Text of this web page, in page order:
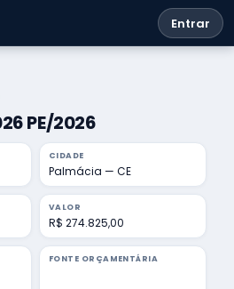
Entrar
PE/2026
CIDADE
Palmácia — CE
VALOR
R$ 274.825,00
FONTE ORÇAMENTÁRIA